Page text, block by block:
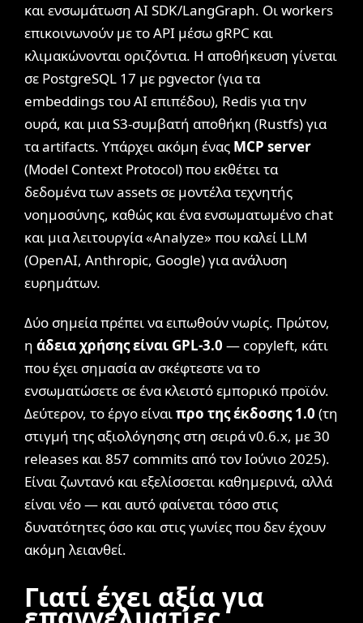
και ενσωμάτωση AI SDK/LangGraph. Οι workers
επικοινωνούν με το API μέσω gRPC και
κλιμακώνονται οριζόντια. Η αποθήκευση γίνεται
σε PostgreSQL 17 με pgvector (για τα
embeddings του AI επιπέδου), Redis για την
ουρά, και μια S3-συμβατή αποθήκη (Rustfs) για
τα artifacts. Υπάρχει ακόμη ένας MCP server
(Model Context Protocol) που εκθέτει τα
δεδομένα των assets σε μοντέλα τεχνητής
νοημοσύνης, καθώς και ένα ενσωματωμένο chat
και μια λειτουργία «Analyze» που καλεί LLM
(OpenAI, Anthropic, Google) για ανάλυση
ευρημάτων.
Δύο σημεία πρέπει να ειπωθούν νωρίς. Πρώτον,
η άδεια χρήσης είναι GPL-3.0 — copyleft, κάτι
που έχει σημασία αν σκέφτεστε να το
ενσωματώσετε σε ένα κλειστό εμπορικό προϊόν.
Δεύτερον, το έργο είναιπρο της έκδοσης 1.0 (τη
στιγμή της αξιολόγησης στη σειρά v0.6.x, με 30
releases και 857 commits από τον Ιούνιο 2025).
Είναι ζωντανό και εξελίσσεται καθημερινά, αλλά
είναι νέο — και αυτό φαίνεται τόσο στις
δυνατότητες όσο και στις γωνίες που δεν έχουν
ακόμη λειανθεί.
Γιατί έχει αξία για